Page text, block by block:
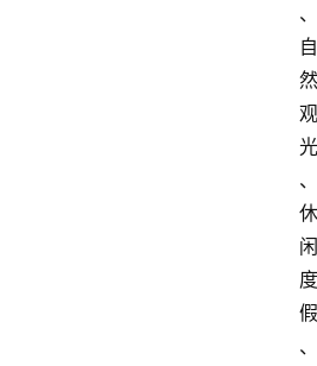
、
自
然
观
光
、
休
闲
度
假
、